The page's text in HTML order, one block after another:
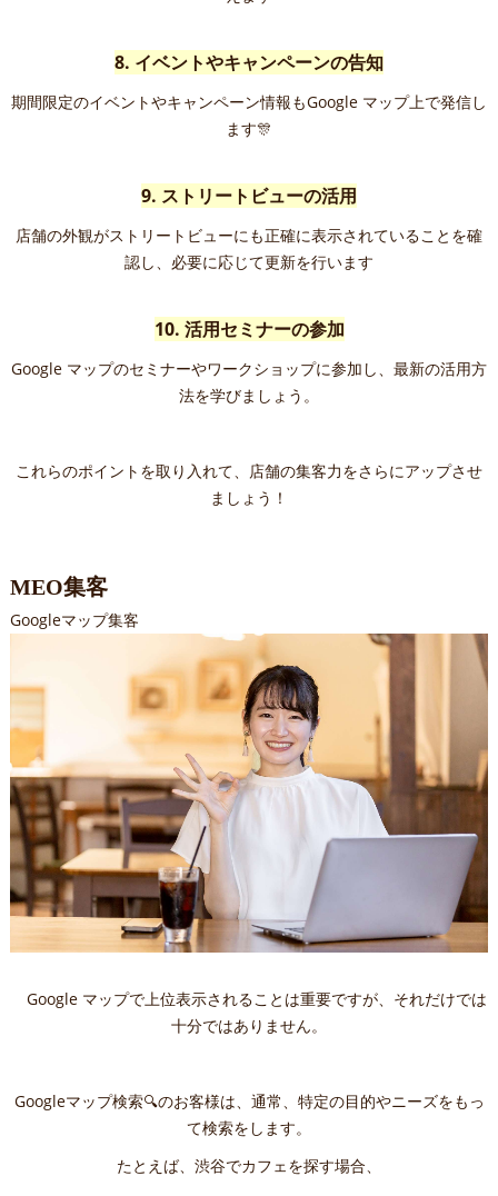
8. イベントやキャンペーンの告知
期間限定のイベントやキャンペーン情報もGoogle マップ上で発信し
ます🎊
9. ストリートビューの活用
店舗の外観がストリートビューにも正確に表示されていることを確
認し、必要に応じて更新を行います
10. 活用セミナーの参加
Google マップのセミナーやワークショップに参加し、最新の活用方
法を学びましょう。
これらのポイントを取り入れて、店舗の集客力をさらにアップさせ
ましょう！
MEO集客
Googleマップ集客
Google マップで上位表示されることは重要ですが、それだけでは
十分ではありません。
Googleマップ検索🔍のお客様は、通常、特定の目的やニーズをもっ
て検索をします。
たとえば、渋谷でカフェを探す場合、